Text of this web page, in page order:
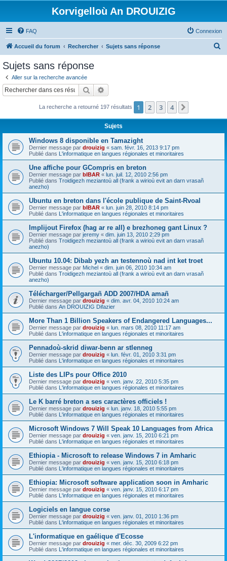
Korvigelloù An DROUIZIG
FAQ Connexion
Accueil du forum Rechercher Sujets sans réponse
c
Sujets sans réponse
Aller sur la recherche avancée
Rechercher
La recherche a retourné 197 résultats 1 2 3 4
Sujets
Windows 8 disponible en Tamazight
Dernier message par drouizig « sam. févr. 16, 2013 9:17 pm
Publié dans L'informatique en langues régionales et minoritaires
Une affiche pour GCompris en breton
Dernier message par bIBAR « lun. juil. 12, 2010 2:56 pm
Publié dans Troidigezh meziantoù all (frank a wirioù evit an darn vrasañ
anezho)
Ubuntu en breton dans l'école publique de Saint-Rvoal
Dernier message par bIBAR « lun. juin 28, 2010 8:14 pm
Publié dans L'informatique en langues régionales et minoritaires
Implijout Firefox (hag ar re all) e brezhoneg gant Linux ?
Dernier message par jeremy « dim. juin 13, 2010 2:29 pm
Publié dans Troidigezh meziantoù all (frank a wirioù evit an darn vrasañ
anezho)
Ubuntu 10.04: Dibab yezh an testennoù nad int ket troet
Dernier message par Michel « dim. juin 06, 2010 10:34 am
Publié dans Troidigezh meziantoù all (frank a wirioù evit an darn vrasañ
anezho)
Télécharger/Pellgargañ ADD 2007/HDA amañ
Dernier message par drouizig « dim. avr. 04, 2010 10:24 am
Publié dans An DROUIZIG Difazier
More Than 1 Billion Speakers of Endangered Languages...
Dernier message par drouizig « lun. mars 08, 2010 11:17 am
Publié dans L'informatique en langues régionales et minoritaires
Pennadoù-skrid diwar-benn ar stlenneg
Dernier message par drouizig « lun. févr. 01, 2010 3:31 pm
Publié dans L'informatique en langues régionales et minoritaires
Liste des LIPs pour Office 2010
Dernier message par drouizig « ven. janv. 22, 2010 5:35 pm
Publié dans L'informatique en langues régionales et minoritaires
Le K barré breton a ses caractères officiels !
Dernier message par drouizig « lun. janv. 18, 2010 5:55 pm
Publié dans L'informatique en langues régionales et minoritaires
Microsoft Windows 7 Will Speak 10 Languages from Africa
Dernier message par drouizig « ven. janv. 15, 2010 6:21 pm
Publié dans L'informatique en langues régionales et minoritaires
Ethiopia - Microsoft to release Windows 7 in Amharic
Dernier message par drouizig « ven. janv. 15, 2010 6:18 pm
Publié dans L'informatique en langues régionales et minoritaires
Ethiopia: Microsoft software application soon in Amharic
Dernier message par drouizig « ven. janv. 15, 2010 6:17 pm
Publié dans L'informatique en langues régionales et minoritaires
Logiciels en langue corse
Dernier message par drouizig « ven. janv. 01, 2010 1:36 pm
Publié dans L'informatique en langues régionales et minoritaires
L'informatique en gaélique d'Ecosse
Dernier message par drouizig « mer. déc. 30, 2009 6:22 pm
Publié dans L'informatique en langues régionales et minoritaires